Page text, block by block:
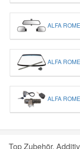
ALFA
ALFA
ALFA
Top Zubehör,